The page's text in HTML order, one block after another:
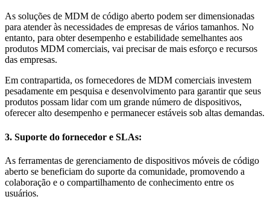
As soluções de MDM de código aberto podem ser dimensionadas
para atender às necessidades de empresas de vários tamanhos. No
entanto, para obter desempenho e estabilidade semelhantes aos
produtos MDM comerciais, vai precisar de mais esforço e recursos
das empresas.
Em contrapartida, os fornecedores de MDM comerciais investem
pesadamente em pesquisa e desenvolvimento para garantir que seus
produtos possam lidar com um grande número de dispositivos,
oferecer alto desempenho e permanecer estáveis sob altas demandas.
3. Suporte do fornecedor e SLAs:
As ferramentas de gerenciamento de dispositivos móveis de código
aberto se beneficiam do suporte da comunidade, promovendo a
colaboração e o compartilhamento de conhecimento entre os
usuários.